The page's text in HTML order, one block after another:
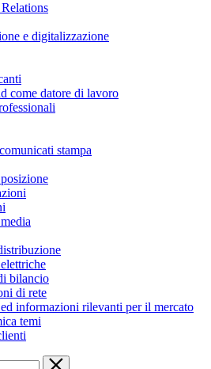
e digitalizzazione
come datore di lavoro
stampa
bilancio
di rete
informazioni rilevanti per il mercato
temi